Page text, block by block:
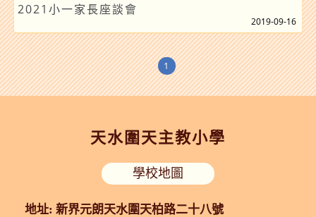
2021小一家長座談會
2019-09-16
1
天水圍天主教小學
地址: 新界元朗天水圍天柏路二十八號
學校地圖